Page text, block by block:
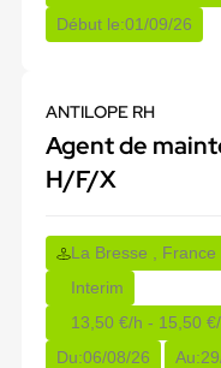
Début le:01/09/26
ANTILOPE RH
Agent de
H/F/X
La Bresse , France
Interim
13,50 €/h - 15,50
Du:06/08/26 Au: